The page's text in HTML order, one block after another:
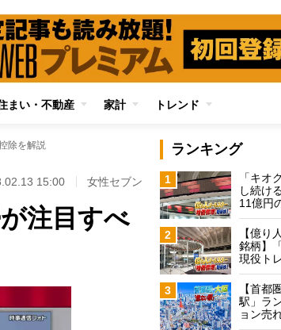
まい・不動産 家計 トレンド
除を解説
15:00 女性セブン
注目すべ
ランキング
1
「キオ
し続け
11億円
2
【億り
銘柄】
現役ト
3
【首都
駅」ラ
ョン売